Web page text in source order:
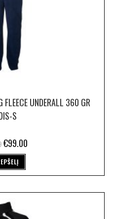
FLEECE UNDERALL 360 GR
S
€99.00